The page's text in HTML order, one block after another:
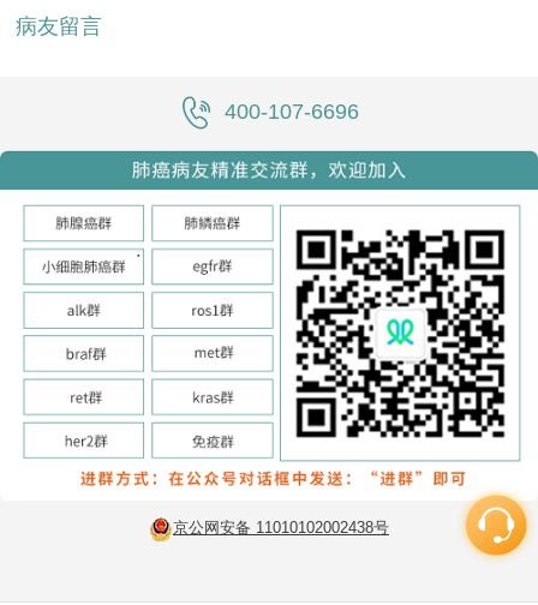
病友留言
400-107-6696
京公网安备 11010102002438号